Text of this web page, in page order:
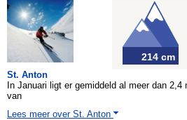
St. Anton
In Januari ligt er gemiddeld al meer dan
van
Lees meer over St. Anton
214 cm